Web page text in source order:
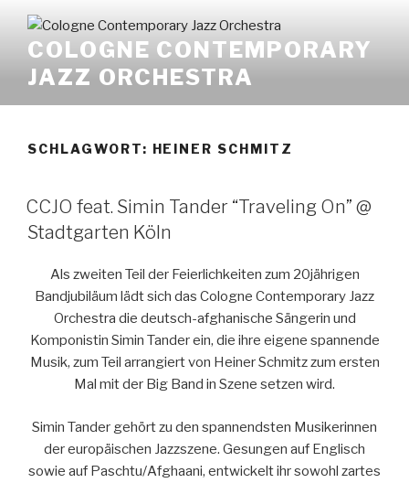
Inhalt
springenCOLOGNE CONTEMPORARY
JAZZ ORCHESTRA
SCHLAGWORT: HEINER SCHMITZ
CCJO feat. Simin Tander “Traveling On” @
Stadtgarten Köln
Als zweiten Teil der Feierlichkeiten zum 20jährigen
Bandjubiläum lädt sich das Cologne Contemporary Jazz
Orchestra die deutsch-afghanische Sängerin und
Komponistin Simin Tander ein, die ihre eigene spannende
Musik, zum Teil arrangiert von Heiner Schmitz zum ersten
Mal mit der Big Band in Szene setzen wird.
Simin Tander gehört zu den spannendsten Musikerinnen
der europäischen Jazzszene. Gesungen auf Englisch
sowie auf Paschtu/Afghaani, entwickelt ihr sowohl zartes